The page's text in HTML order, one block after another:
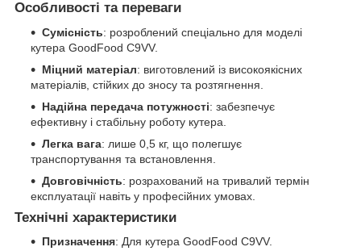
Особливості та переваги
Сумісність: розроблений спеціально для моделі
кутера GoodFood C9VV.
Міцний матеріал: виготовлений із високоякісних
матеріалів, стійких до зносу та розтягнення.
Надійна передача потужності: забезпечує
ефективну і стабільну роботу кутера.
Легка вага: лише 0,5 кг, що полегшує
транспортування та встановлення.
Довговічність: розрахований на тривалий термін
експлуатації навіть у професійних умовах.
Технічні характеристики
Призначення: Для кутера GoodFood C9VV.